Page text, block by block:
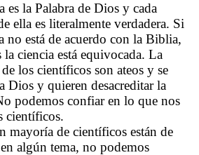
es la Palabra de Dios y cada
ella es literalmente verdadera. Si
no está de acuerdo con la Biblia,
la ciencia está equivocada. La
los científicos son ateos y se
Dios y quieren desacreditar la
podemos confiar en lo que nos
científicos.
mayoría de científicos están de
algún tema, no podemos